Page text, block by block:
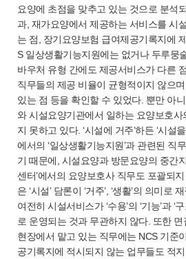
요양에 초점을 맞추고 있는 것으로 분석
과, 재가요양에서 제공하는 서비스를 시
는 점, 장기요양보험 급여제공기록지에
S 일상생활기능지원에는 없거나 두루뭉
바우처 유형 간에도 제공서비스가 다른
직무들의 제공 비율이 균형적이지 않으
있는 점 등을 확인할 수 있었다. 뿐만 아
와 시설요양기관에서 일하는 요양보호
지 못하고 있다. ‘시설에 거주’하든 ‘시설
에서의 ‘일상생활기능지원’과 관련된 직
기 때문에, 시설요양과 방문요양의 중간
센터’에서의 요양보호사 직무도 포괄되
은 ‘시설’ 담론이 ‘거주’, ‘생활’의 의미로
여전히 시설서비스가 ‘수용’의 ‘기능’과 ‘
로 운영되는 것과 무관하지 않다. 또한
현장에서 맡고 있는 직무에는 NCS 기준
공기록지에 적시되지 않는 업무들도 적